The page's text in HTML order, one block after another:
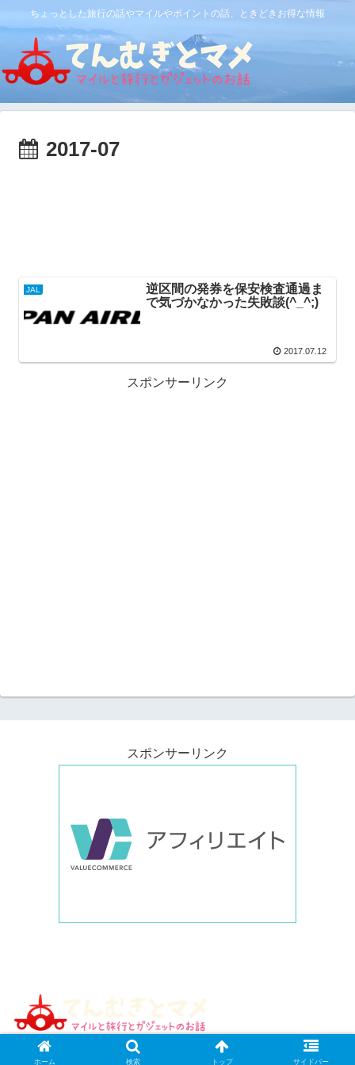
ちょっとした旅行の話やマイルやポイントの話、ときどきお得な情報
2017-07
JAL
逆区間の発券を保安検査通過ま
で気づかなかった失敗談(^_^;)
2017.07.12
スポンサーリンク
スポンサーリンク
© 2016 てんむぎとマメ.
ホーム 検索 トップ サイドバー